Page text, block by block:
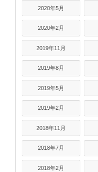
2020年5月
2020年2月
2019年11月
2019年8月
2019年5月
2019年2月
2018年11月
2018年7月
2018年2月